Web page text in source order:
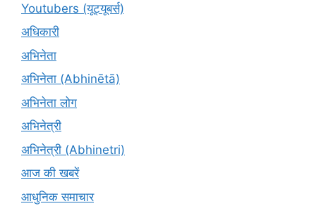
Youtubers (यूट्यूबर्स)
अधिकारी
अभिनेता
अभिनेता (Abhinētā)
अभिनेता लोग
अभिनेत्री
अभिनेत्री (Abhinetri)
आज की खबरें
आधुनिक समाचार